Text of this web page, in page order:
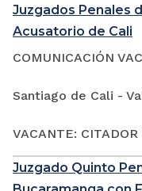
Juzgados Penales
Acusatorio de Cali
COMUNICACIÓN
Santiago de Cali -
VACANTE:
Juzgado Quinto